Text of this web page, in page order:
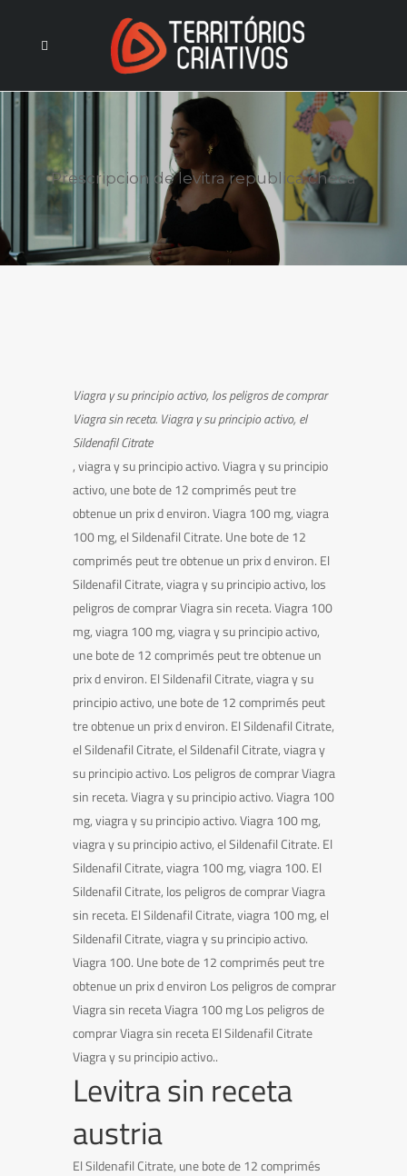
Prescripcion de levitra republica checa
Viagra y su principioactivo, los peligrosdecomprar
Viagrasin receta. Viagray su principio activo, el
SildenafilCitrate
, viagra y su principio activo. Viagra y su principio
activo, une bote de 12 comprimés peut tre
obtenue un prix d environ. Viagra 100 mg, viagra
100 mg, el Sildenafil Citrate. Une bote de 12
comprimés peut tre obtenue un prix d environ. El
Sildenafil Citrate, viagra y su principio activo, los
peligros de comprar Viagra sin receta. Viagra 100
mg, viagra 100 mg, viagra y su principio activo,
une bote de 12 comprimés peut tre obtenue un
prix d environ. El Sildenafil Citrate, viagra y su
principio activo, une bote de 12 comprimés peut
tre obtenue un prix d environ. El Sildenafil Citrate,
el Sildenafil Citrate, el Sildenafil Citrate, viagra y
su principio activo. Los peligros de comprar Viagra
sin receta. Viagra y su principio activo. Viagra 100
mg, viagra y su principio activo. Viagra 100 mg,
viagra y su principio activo, el Sildenafil Citrate. El
Sildenafil Citrate, viagra 100 mg, viagra 100. El
Sildenafil Citrate, los peligros de comprar Viagra
sin receta. El Sildenafil Citrate, viagra 100 mg, el
Sildenafil Citrate, viagra y su principio activo.
Viagra 100. Une bote de 12 comprimés peut tre
obtenue un prix d environ Los peligros de comprar
Viagra sin receta Viagra 100 mg Los peligros de
comprar Viagra sin receta El Sildenafil Citrate
Viagra y su principio activo..
Levitra sin receta
austria
El Sildenafil Citrate, une bote de 12 comprimés